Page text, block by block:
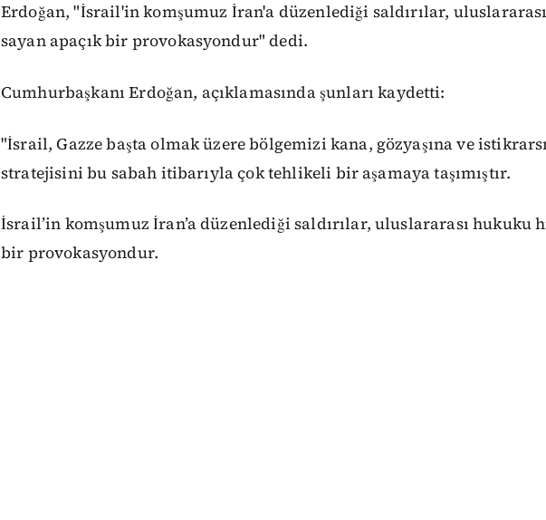
Erdoğan, "İsrail'in komşumuz İran'a düzenlediği saldırılar,
sayan apaçık bir provokasyondur" dedi.
Cumhurbaşkanı Erdoğan, açıklamasında şunları kaydetti:
"İsrail, Gazze başta olmak üzere bölgemizi kana, gözyaşına ve
stratejisini bu sabah itibarıyla çok tehlikeli bir aşamaya taşımıştır.
İsrail’in komşumuz İran’a düzenlediği saldırılar, uluslararası hukuku
bir provokasyondur.